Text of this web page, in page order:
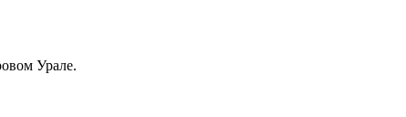
Урале.